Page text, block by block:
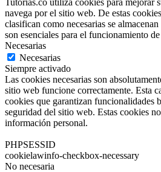
Tutorias.co utiliza cookies para mejorar
navega por el sitio web. De estas
clasifican como necesarias se
son esenciales para el funcionamiento
Necesarias
Necesarias
Siempre activado
Las cookies necesarias son
sitio web funcione correctamente. Esta
cookies que garantizan funcionalidades
seguridad del sitio web. Estas cookies
información personal.
PHPSESSID
cookielawinfo-checkbox-necessary
No necesaria